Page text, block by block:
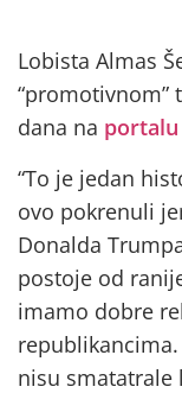
Lobista Almas
“promotivnom”
dana na
“To je jedan
ovo pokrenuli
Donalda
postoje od
imamo dobre
nisu smatatrale